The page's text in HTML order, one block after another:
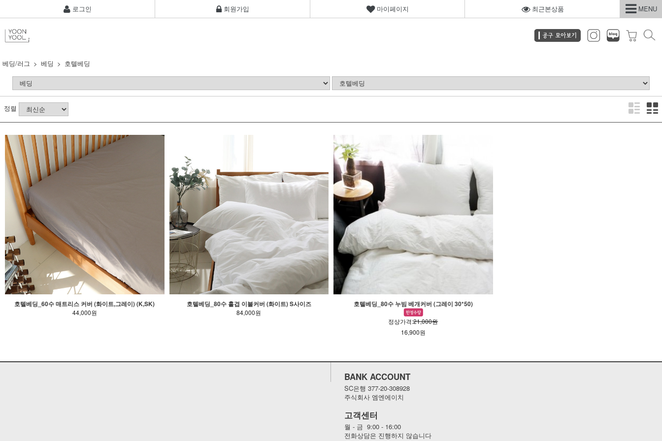
로그인 회원가입 마이페이지 최근본상품 MENU
베딩/러그 베딩 호텔베딩
정렬
호텔베딩_60수 매트리스 커버 (화이트,그레이) (K,SK)
44,000원
호텔베딩_80수 홑겹 이불커버 (화이트) S사이즈
84,000원
호텔베딩_80수 누빔 베개커버 (그레이 30*50)
정상가격:21,000원
16,900원
BANK ACCOUNT
SC은행 377-20-308928
주식회사 엠엔에이치
고객센터
월 - 금 9:00 - 16:00
전화상담은 진행하지 않습니다